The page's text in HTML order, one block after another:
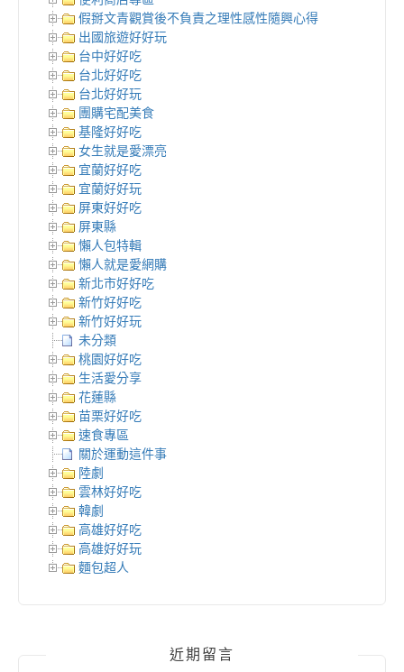
假掰文青觀賞後不負責之理性感性隨興心得
出國旅遊好好玩
台中好好吃
台北好好吃
台北好好玩
團購宅配美食
基隆好好吃
女生就是愛漂亮
宜蘭好好吃
宜蘭好好玩
屏東好好吃
屏東縣
懶人包特輯
懶人就是愛網購
新北市好好吃
新竹好好吃
新竹好好玩
未分類
桃園好好吃
生活愛分享
花蓮縣
苗栗好好吃
速食專區
關於運動這件事
陸劇
雲林好好吃
韓劇
高雄好好吃
高雄好好玩
麵包超人
近期留言